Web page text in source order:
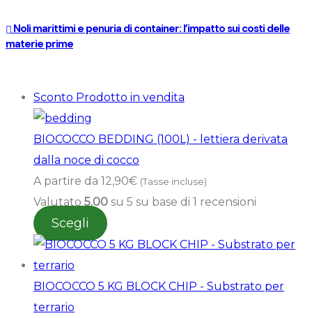
Noli marittimi e penuria di container: l’impatto sui costi delle
materie prime
Sconto Prodotto in vendita
BIOCOCCO BEDDING (100L) - lettiera derivata
dalla noce di cocco
A partire da 12,90€ (Tasse incluse)
Valutato 5.00 su 5 su base di 1 recensioni
Scegli
BIOCOCCO 5 KG BLOCK CHIP - Substrato per
terrario